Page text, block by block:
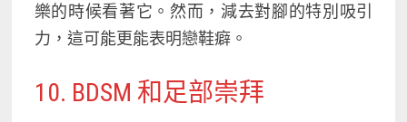
樂的時候看著它。然而，減去對腳的特別吸引
力，這可能更能表明戀鞋癖。
10. BDSM 和足部崇拜